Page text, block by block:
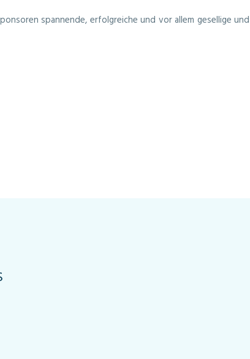
spannende, erfolgreiche und vor allem gesellige und